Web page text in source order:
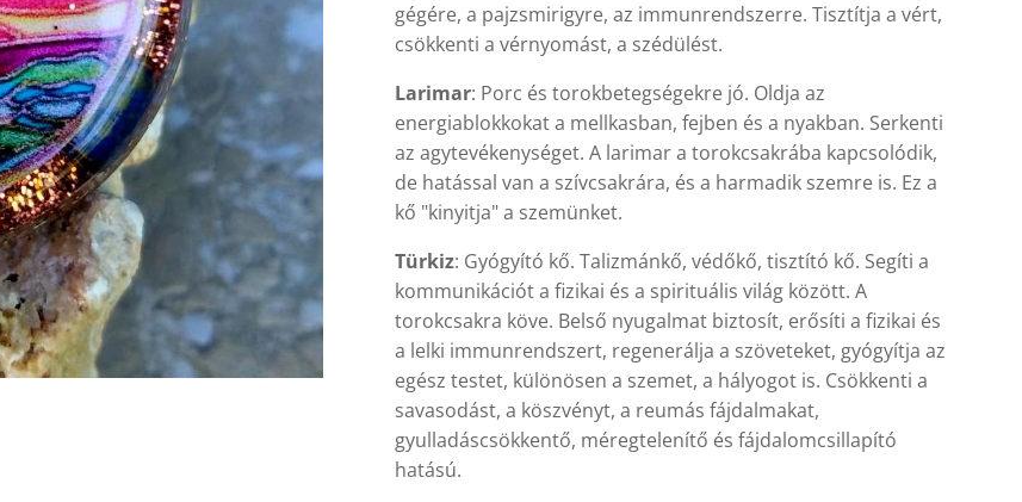
gégére, a pajzsmirigyre, az immunrendszerre. Tisztítja a vért,
csökkenti a vérnyomást, a szédülést.
Larimar: Porc és torokbetegségekre jó. Oldja az
energiablokkokat a mellkasban, fejben és a nyakban. Serkenti
az agytevékenységet. A larimar a torokcsakrába kapcsolódik,
de hatással van a szívcsakrára, és a harmadik szemre is. Ez a
kő "kinyitja" a szemünket.
Türkiz: Gyógyító kő. Talizmánkő, védőkő, tisztító kő. Segíti a
kommunikációt a fizikai és a spirituális világ között. A
torokcsakra köve. Belső nyugalmat biztosít, erősíti a fizikai és
a lelki immunrendszert, regenerálja a szöveteket, gyógyítja az
egész testet, különösen a szemet, a hályogot is. Csökkenti a
savasodást, a köszvényt, a reumás fájdalmakat,
gyulladáscsökkentő, méregtelenítő és fájdalomcsillapító
hatású.